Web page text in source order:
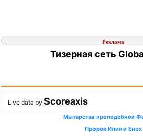
Реклама
Тизерная сеть
Live data by Scoreaxis
Мытарства преподобной
Пророк Илия и Енох